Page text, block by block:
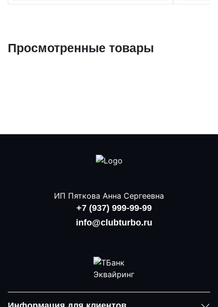
Просмотренные товары
ИП Пяткова Анна Сергеевна
+7 (937) 999-99-99
info@clubturbo.ru